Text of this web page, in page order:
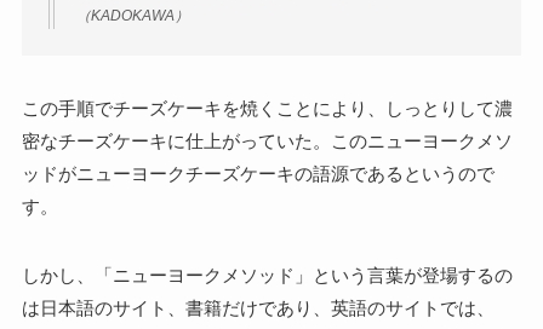
（KADOKAWA）
この手順でチーズケーキを焼くことにより、しっとりして濃
密なチーズケーキに仕上がっていた。このニューヨークメソ
ッドがニューヨークチーズケーキの語源であるというので
す。
しかし、「ニューヨークメソッド」という言葉が登場するの
は日本語のサイト、書籍だけであり、英語のサイトでは、